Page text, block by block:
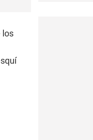
los